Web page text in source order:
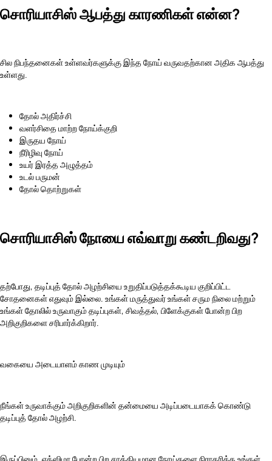
சொரியாசிஸ் ஆபத்து காரணிகள் என்ன?
சில நிபந்தனைகள் உள்ளவர்களுக்கு இந்த நோய் வருவதற்கான அதிக ஆபத்து
உள்ளது.
தோல் அதிர்ச்சி
வளர்சிதை மாற்ற நோய்க்குறி
இருதய நோய்
நீரிழிவு நோய்
உயர் இரத்த அழுத்தம்
உடல் பருமன்
தோல் தொற்றுகள்
சொரியாசிஸ் நோயை எவ்வாறு கண்டறிவது?
தற்போது, தடிப்புத் தோல் அழற்சியை உறுதிப்படுத்தக்கூடிய குறிப்பிட்ட
சோதனைகள் எதுவும் இல்லை. உங்கள் மருத்துவர் உங்கள் சரும நிலை மற்றும்
உங்கள் தோலில் உருவாகும் தடிப்புகள், சிவத்தல், பிளேக்குகள் போன்ற பிற
அறிகுறிகளை சரிபார்க்கிறார்.
வகையை அடையாளம் காண முடியும்
நீங்கள் உருவாக்கும் அறிகுறிகளின் தன்மையை அடிப்படையாகக் கொண்டு
தடிப்புத் தோல் அழற்சி.
இருப்பினும், எக்ஸிமா போன்ற பிற சாத்தியமான நோய்களை நிராகரிக்க உங்கள்